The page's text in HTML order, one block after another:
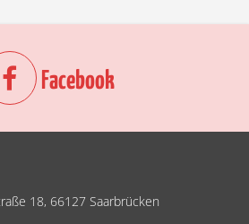
Facebook
18, 66127 Saarbrücken